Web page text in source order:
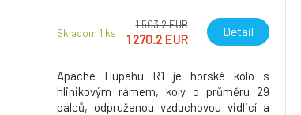
Skladom 1 ks
1 503.2 EUR
1 270.2 EUR Detail
Apache Hupahu R1 je horské kolo s
hlinikovým rámem, koly o průměru 29
palců, odpruženou vzduchovou vidlicí a